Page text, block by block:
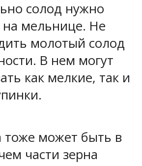
солод нужно
мельнице. Не
молотый солод
В нем могут
как мелкие, так и
тоже может быть в
части зерна